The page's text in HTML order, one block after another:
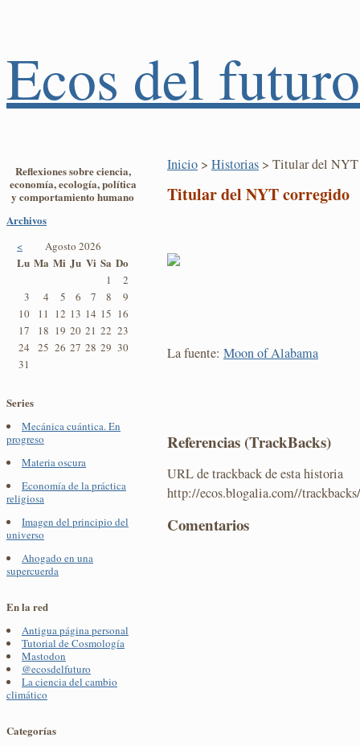
Ecos del futuro
Reflexiones sobre ciencia,
economía, ecología, política
y comportamiento humano
Archivos
< Agosto 2026
Lu Ma Mi Ju Vi Sa Do
1
2
3
4 5 6 7 8
9
10
11 12 13 14 15 16
17
18 19 20 21 22 23
24
25 26 27 28 29 30
31
Series
Mecánica cuántica. En
progreso
Materia oscura
Economía de la práctica
religiosa
Imagen del principio del
universo
Ahogado en una
supercuerda
En la red
Antigua página personal
Tutorial de Cosmología
Mastodon
@ecosdelfuturo
La ciencia del cambio
climático
Categorías
Inicio > Historias > Titular del NYT
Titular del NYT corregido
La fuente: Moon of Alabama
Referencias (TrackBacks)
URL de trackback de esta historia
http://ecos.blogalia.com//
Comentarios